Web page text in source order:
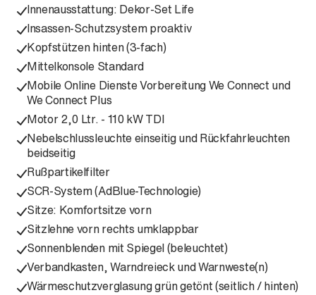
Innenausstattung: Dekor-Set Life
Insassen-Schutzsystem proaktiv
Kopfstützen hinten (3-fach)
Mittelkonsole Standard
Mobile Online Dienste Vorbereitung We Connect und
We Connect Plus
Motor 2,0 Ltr. - 110 kW TDI
Nebelschlussleuchte einseitig und Rückfahrleuchten
beidseitig
Rußpartikelfilter
SCR-System (AdBlue-Technologie)
Sitze: Komfortsitze vorn
Sitzlehne vorn rechts umklappbar
Sonnenblenden mit Spiegel (beleuchtet)
Verbandkasten, Warndreieck und Warnweste(n)
Wärmeschutzverglasung grün getönt (seitlich / hinten)